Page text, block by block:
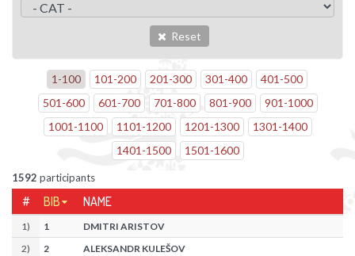
Reset
1-100 101-200 201-300 301-400 401-500
501-600 601-700 701-800 801-900 901-1000
1001-1100 1101-1200 1201-1300 1301-1400
1401-1500 1501-1600
1592 participants
# BIB NAME
1) 1
DMITRI ARISTOV
2) 2
ALEKSANDR KULEŠOV